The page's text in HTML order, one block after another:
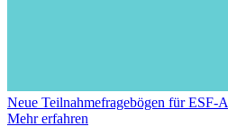
Neue Teilnahmefragebögen für ESF-
Mehr erfahren